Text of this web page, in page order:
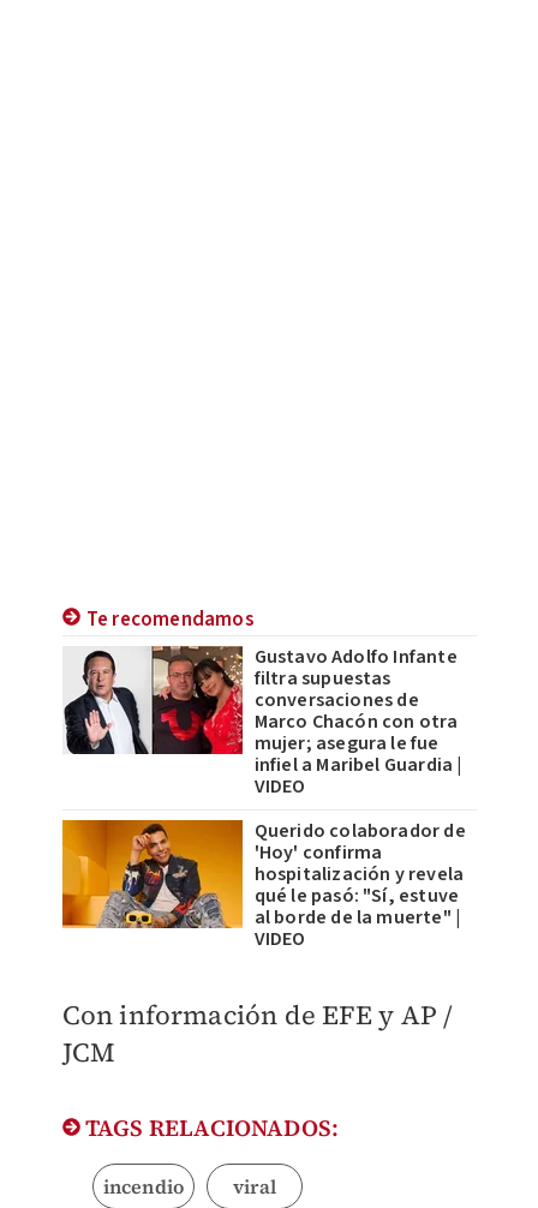
Te recomendamos
Gustavo Adolfo Infante
filtra supuestas
conversaciones de
Marco Chacón con otra
mujer; asegura le fue
infiel a Maribel Guardia |
VIDEO
Querido colaborador de
'Hoy' confirma
hospitalización y revela
qué le pasó: "Sí, estuve
al borde de la muerte" |
VIDEO
Con información de EFE y AP /
JCM
TAGS RELACIONADOS:
incendio viral